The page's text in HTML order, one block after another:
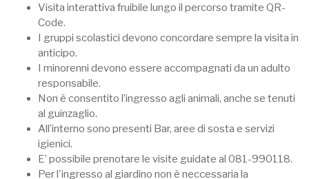
Visita interattiva fruibile lungo il percorso tramite QR-
Code.
I gruppi scolastici devono concordare sempre la visita in
anticipo.
I minorenni devono essere accompagnati da un adulto
responsabile.
Non è consentito l’ingresso agli animali, anche se tenuti
al guinzaglio.
All’interno sono presenti Bar, aree di sosta e servizi
igienici.
E’ possibile prenotare le visite guidate al 081-990118.
Per l'ingresso al giardino non è neccessaria la